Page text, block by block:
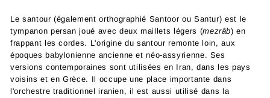
Le santour (également orthographié Santoor ou Santur) est le
tympanon persan joué avec deux maillets légers (mezrâb) en
frappant les cordes. L'origine du santour remonte loin, aux
époques babylonienne ancienne et néo-assyrienne. Ses
versions contemporaines sont utilisées en Iran, dans les pays
voisins et en Grèce. Il occupe une place importante dans
l'orchestre traditionnel iranien, il est aussi utilisé dans la